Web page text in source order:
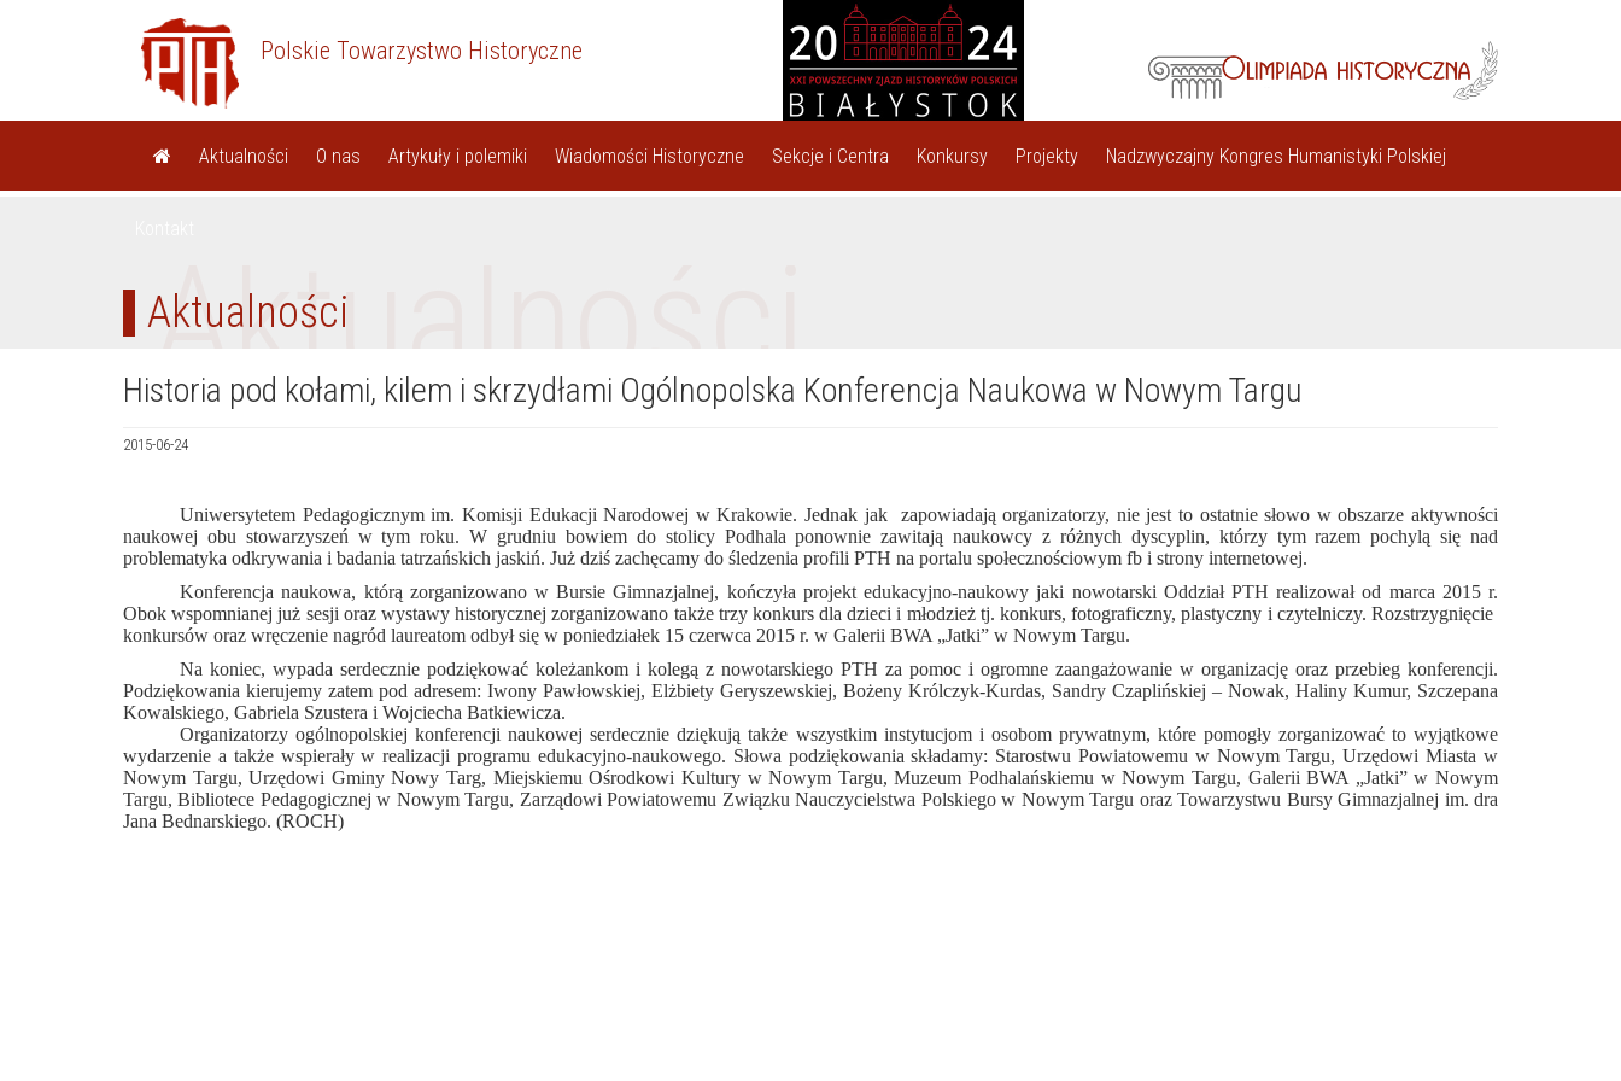
Polskie Towarzystwo Historyczne
Aktualności O nas Artykuły i polemiki Wiadomości Historyczne Sekcje i Centra Konkursy Projekty Nadzwyczajny Kongres Humanistyki Polskiej
Aktualności
Aktualności
Historia pod kołami, kilem i skrzydłami Ogólnopolska Konferencja Naukowa w Nowym Targu
2015-06-24
Uniwersytetem Pedagogicznym im. Komisji Edukacji Narodowej w Krakowie. Jednak jak zapowiadają organizatorzy, nie jest to ostatnie słowo w obszarze aktywności
naukowej obu stowarzyszeń w tym roku. W grudniu bowiem do stolicy Podhala ponownie zawitają naukowcy z różnych dyscyplin, którzy tym razem pochylą się nad
problematyka odkrywania i badania tatrzańskich jaskiń. Już dziś zachęcamy do śledzenia profili PTH na portalu społecznościowym fb i strony internetowej.
Konferencja naukowa, którą zorganizowano w Bursie Gimnazjalnej, kończyła projekt edukacyjno-naukowy jaki nowotarski Oddział PTH realizował od marca 2015 r.
Obok wspomnianej już sesji oraz wystawy historycznej zorganizowano także trzy konkurs dla dzieci i młodzież tj. konkurs, fotograficzny, plastyczny i czytelniczy. Rozstrzygnięcie
konkursów oraz wręczenie nagród laureatom odbył się w poniedziałek 15 czerwca 2015 r. w Galerii BWA „Jatki” w Nowym Targu.
Na koniec, wypada serdecznie podziękować koleżankom i kolegą z nowotarskiego PTH za pomoc i ogromne zaangażowanie w organizację oraz przebieg konferencji.
Podziękowania kierujemy zatem pod adresem: Iwony Pawłowskiej, Elżbiety Geryszewskiej, Bożeny Królczyk-Kurdas, Sandry Czaplińskiej – Nowak, Haliny Kumur, Szczepana
Kowalskiego, Gabriela Szustera i Wojciecha Batkiewicza.
Organizatorzy ogólnopolskiej konferencji naukowej serdecznie dziękują także wszystkim instytucjom i osobom prywatnym, które pomogły zorganizować to wyjątkowe
wydarzenie a także wspierały w realizacji programu edukacyjno-naukowego. Słowa podziękowania składamy: Starostwu Powiatowemu w Nowym Targu, Urzędowi Miasta w
Nowym Targu, Urzędowi Gminy Nowy Targ, Miejskiemu Ośrodkowi Kultury w Nowym Targu, Muzeum Podhalańskiemu w Nowym Targu, Galerii BWA „Jatki” w Nowym
Targu, Bibliotece Pedagogicznej w Nowym Targu, Zarządowi Powiatowemu Związku Nauczycielstwa Polskiego w Nowym Targu oraz Towarzystwu Bursy Gimnazjalnej im. dra
Jana Bednarskiego. (ROCH)